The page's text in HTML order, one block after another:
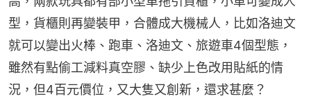
型，貨櫃則再變裝甲，合體成大機械人，比如洛迪文
就可以變出火棒、跑車、洛迪文、旅遊車4個型態，
雖然有點偷工減料真空膠、缺少上色改用貼紙的情
況，但4百元價位，又大隻又創新，還求甚麼？